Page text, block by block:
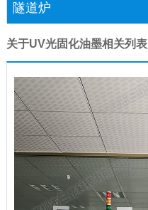
隧道炉
关于UV光固化油墨相关列表